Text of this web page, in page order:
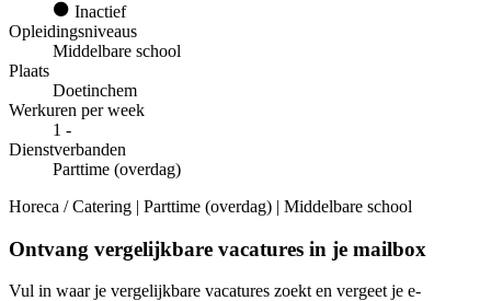
Inactief
Opleidingsniveaus
Middelbare school
Plaats
Doetinchem
Werkuren per week
1 -
Dienstverbanden
Parttime (overdag)
Horeca / Catering | Parttime (overdag) | Middelbare school
Ontvang vergelijkbare vacatures in je mailbox
Vul in waar je vergelijkbare vacatures zoekt en vergeet je e-